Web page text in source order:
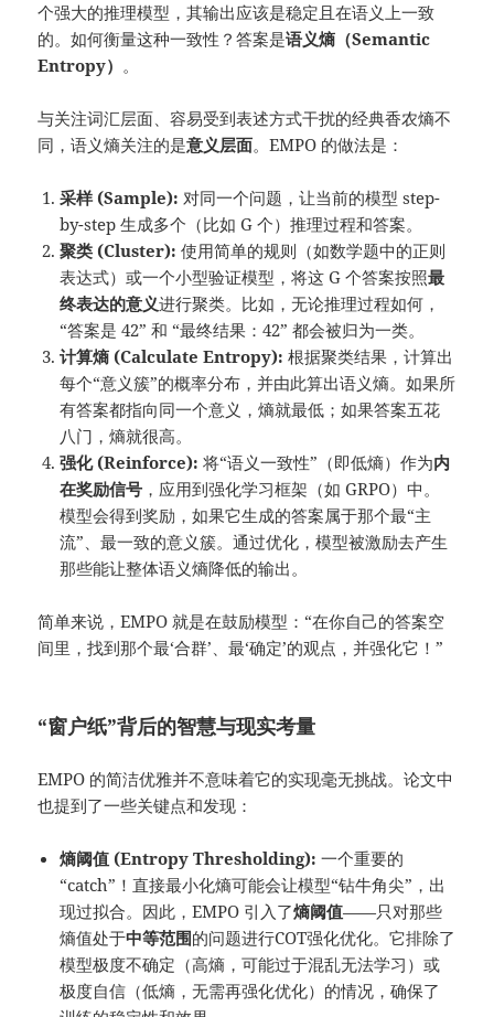
个强大的推理模型，其输出应该是稳定且在语义上一致
的。如何衡量这种一致性？答案是语义熵（Semantic
Entropy） 。
与关注词汇层面、容易受到表述方式干扰的经典香农熵不
同，语义熵关注的是意义层面。EMPO 的做法是：
采样 (Sample): 对同一个问题，让当前的模型 step-
by-step 生成多个（比如 G 个）推理过程和答案。
聚类 (Cluster): 使用简单的规则（如数学题中的正则
表达式）或一个小型验证模型，将这 G 个答案按照最
终表达的意义进行聚类。比如，无论推理过程如何，
“答案是 42” 和 “最终结果：42” 都会被归为一类。
计算熵 (Calculate Entropy): 根据聚类结果，计算出
每个“意义簇”的概率分布，并由此算出语义熵。如果所
有答案都指向同一个意义，熵就最低；如果答案五花
八门，熵就很高。
强化 (Reinforce): 将“语义一致性”（即低熵）作为内
在奖励信号 ，应用到强化学习框架（如 GRPO）中。
模型会得到奖励，如果它生成的答案属于那个最“主
流”、最一致的意义簇。通过优化，模型被激励去产生
那些能让整体语义熵降低的输出。
简单来说，EMPO 就是在鼓励模型：“在你自己的答案空
间里，找到那个最‘合群’、最‘确定’的观点，并强化它！”
“窗户纸”背后的智慧与现实考量
EMPO 的简洁优雅并不意味着它的实现毫无挑战。论文中
也提到了一些关键点和发现：
熵阈值 (Entropy Thresholding): 一个重要的
“catch”！直接最小化熵可能会让模型“钻牛角尖”，出
现过拟合。因此，EMPO 引入了熵阈值——只对那些
熵值处于中等范围的问题进行COT强化优化。它排除了
模型极度不确定（高熵，可能过于混乱无法学习）或
极度自信（低熵，无需再强化优化）的情况，确保了